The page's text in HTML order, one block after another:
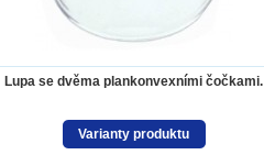
Lupa se dvěma plankonvexními čočkami.
Varianty produktu